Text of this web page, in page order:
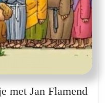
met Jan Flamend